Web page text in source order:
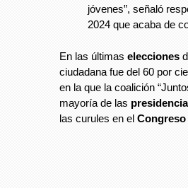
jóvenes”, señaló
2024 que acaba de
En las últimas elecciones
ciudadana fue del 60 por
en la que la coalición
mayoría de las
las curules en el Congreso